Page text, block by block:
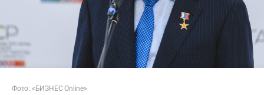
Фото: «БИЗНЕС Online»